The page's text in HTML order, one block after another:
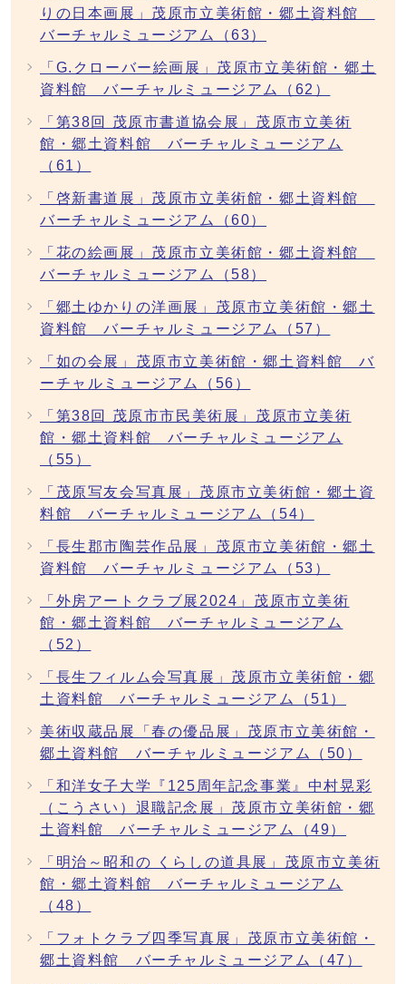
りの日本画展」茂原市立美術館・郷土資料館
バーチャルミュージアム（63）
「G.クローバー絵画展」茂原市立美術館・郷土
資料館 バーチャルミュージアム（62）
「第38回 茂原市書道協会展」茂原市立美術
館・郷土資料館 バーチャルミュージアム
（61）
「啓新書道展」茂原市立美術館・郷土資料館
バーチャルミュージアム（60）
「花の絵画展」茂原市立美術館・郷土資料館
バーチャルミュージアム（58）
「郷土ゆかりの洋画展」茂原市立美術館・郷土
資料館 バーチャルミュージアム（57）
「如の会展」茂原市立美術館・郷土資料館 バ
ーチャルミュージアム（56）
「第38回 茂原市市民美術展」茂原市立美術
館・郷土資料館 バーチャルミュージアム
（55）
「茂原写友会写真展」茂原市立美術館・郷土資
料館 バーチャルミュージアム（54）
「長生郡市陶芸作品展」茂原市立美術館・郷土
資料館 バーチャルミュージアム（53）
「外房アートクラブ展2024」茂原市立美術
館・郷土資料館 バーチャルミュージアム
（52）
「長生フィルム会写真展」茂原市立美術館・郷
土資料館 バーチャルミュージアム（51）
美術収蔵品展「春の優品展」茂原市立美術館・
郷土資料館 バーチャルミュージアム（50）
「和洋女子大学『125周年記念事業』中村晃彩
（こうさい）退職記念展」茂原市立美術館・郷
土資料館 バーチャルミュージアム（49）
「明治～昭和の くらしの道具展」茂原市立美術
館・郷土資料館 バーチャルミュージアム
（48）
「フォトクラブ四季写真展」茂原市立美術館・
郷土資料館 バーチャルミュージアム（47）